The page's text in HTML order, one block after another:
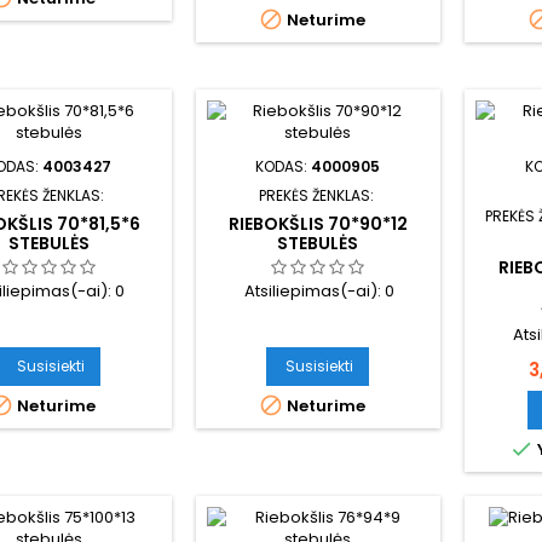
 Neturime
4003427
ŽENKLAS:
70*81,5*6
STEBULĖS
ai):0
Susisiekti
Neturime
KODAS: 4000905
PREKĖS ŽENKLAS:
RIEBOKŠLIS 70*90*12
STEBULĖS
Atsiliepimas(-ai): 0
Susisiekti
 Neturime
